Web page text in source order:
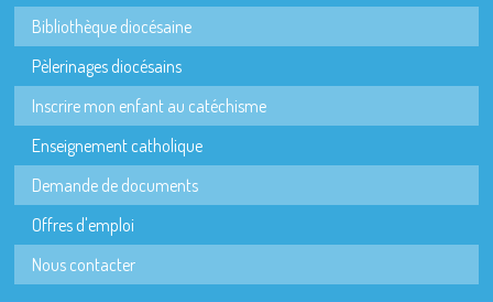
Bibliothèque diocésaine
Pèlerinages diocésains
Inscrire mon enfant au catéchisme
Enseignement catholique
Demande de documents
Offres d'emploi
Nous contacter